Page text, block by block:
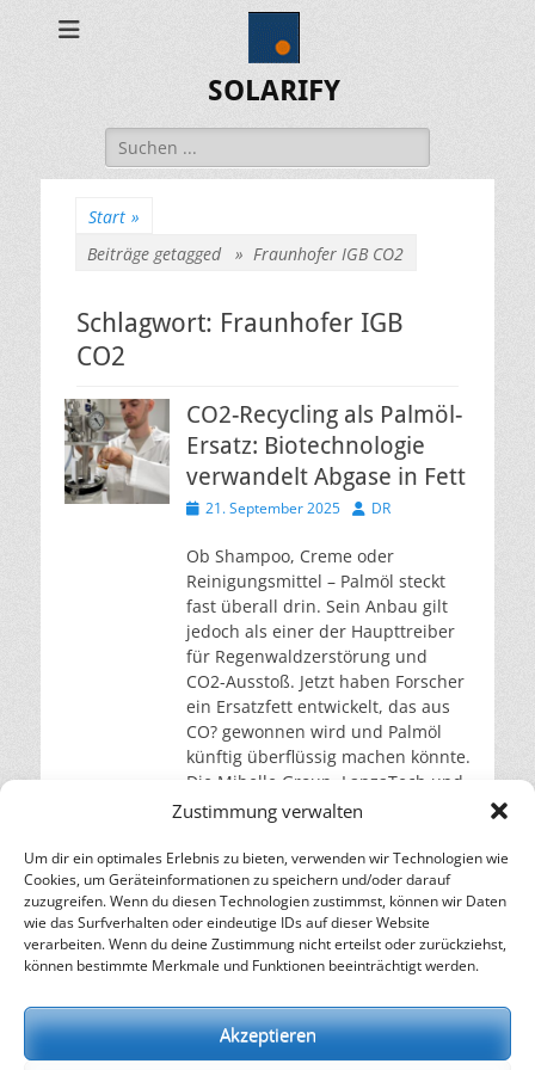
Zustimmung verwalten
Um dir ein optimales Erlebnis zu bieten, verwenden wir Technologien wie
Cookies, um Geräteinformationen zu speichern und/oder darauf
zuzugreifen. Wenn du diesen Technologien zustimmst, können wir Daten
wie das Surfverhalten oder eindeutige IDs auf dieser Website
verarbeiten. Wenn du deine Zustimmung nicht erteilst oder zurückziehst,
können bestimmte Merkmale und Funktionen beeinträchtigt werden.
Akzeptieren
SOLARIFY
Suchen
nach:
Start »
Beiträge getagged » Fraunhofer IGB CO2
Schlagwort: Fraunhofer IGB
CO2
CO2-Recycling als Palmöl-
Ersatz: Biotechnologie
verwandelt Abgase in Fett
Veröffentlicht
21. September 2025 Autor
DR
Ob Shampoo, Creme oder
Reinigungsmittel – Palmöl steckt
fast überall drin. Sein Anbau gilt
jedoch als einer der Haupttreiber
für Regenwaldzerstörung und
CO2-Ausstoß. Jetzt haben Forscher
ein Ersatzfett entwickelt, das aus
CO? gewonnen wird und Palmöl
künftig überflüssig machen könnte.
Die Mibelle Group, LanzaTech und
das Fraunhofer-Institut für
Bioverfahrenstechnik IGB haben
einen Prozessweiterlesen…
– Energie für die Zukunft –
Nachhaltigkeit, Kreislaufwirtschaft,
Erneuerbare Energien, Klimawandel und Energiewende.